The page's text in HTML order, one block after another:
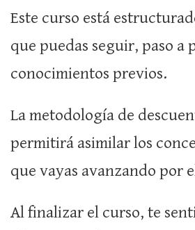
Este curso está
que puedas seguir, paso a
conocimientos previos.
La metodología de
permitirá asimilar los
que vayas avanzando por
Al finalizar el curso, te